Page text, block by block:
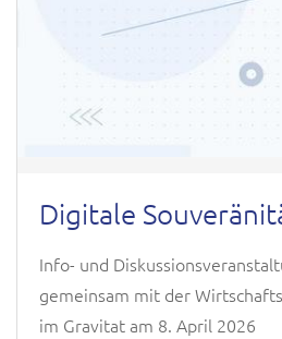
Digitale
Info- und
gemeinsam mit der
im Gravitat am 8. April 2026